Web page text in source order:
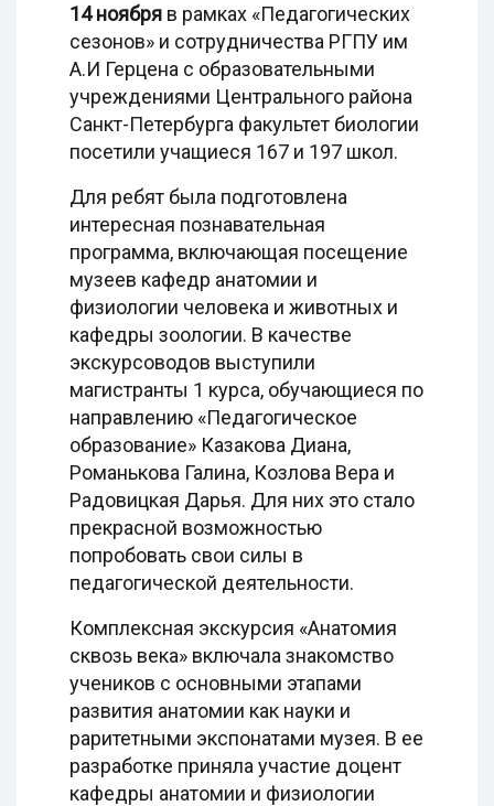
14 ноября в рамках «Педагогических
сезонов» и сотрудничества РГПУ им
А.И Герцена с образовательными
учреждениями Центрального района
Санкт-Петербурга факультет биологии
посетили учащиеся 167 и 197 школ.
Для ребят была подготовлена
интересная познавательная
программа, включающая посещение
музеев кафедр анатомии и
физиологии человека и животных и
кафедры зоологии. В качестве
экскурсоводов выступили
магистранты 1 курса, обучающиеся по
направлению «Педагогическое
образование» Казакова Диана,
Романькова Галина, Козлова Вера и
Радовицкая Дарья. Для них это стало
прекрасной возможностью
попробовать свои силы в
педагогической деятельности.
Комплексная экскурсия «Анатомия
сквозь века» включала знакомство
учеников с основными этапами
развития анатомии как науки и
раритетными экспонатами музея. В ее
разработке приняла участие доцент
кафедры анатомии и физиологии